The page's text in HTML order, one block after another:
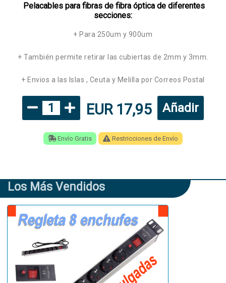
Pelacables para fibras de fibra óptica de diferentes
secciones:
+ Para 250um y 900um
+ También permite retirar las cubiertas de 2mm y 3mm.
+ Envios a las Islas , Ceuta y Melilla por Correos Postal
1 EUR 17,95 Añadir
Envío Gratis Restricciones de Envío
Los Más Vendidos